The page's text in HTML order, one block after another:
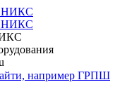
например ГРПШ